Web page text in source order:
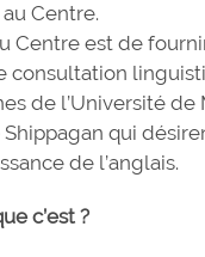
Centre.
Centre est de
consultation
de l’Université de
qui
de l’anglais.
c’est ?